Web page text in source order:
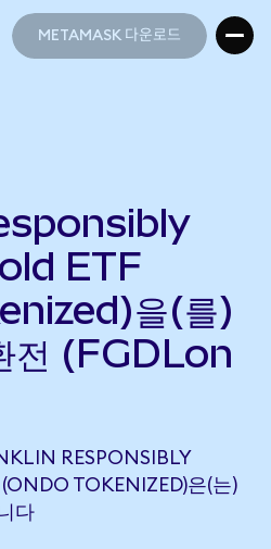
METAMASK 다운로드
ETF
을(를)
전 (FGDLon
RESPONSIBLY
TOKENIZED)은(는)
다